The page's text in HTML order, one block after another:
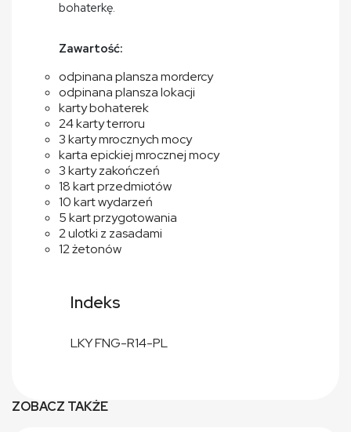
bohaterkę.
Zawartość:
odpinana plansza mordercy
odpinana plansza lokacji
karty bohaterek
24 karty terroru
3 karty mrocznych mocy
karta epickiej mrocznej mocy
3 karty zakończeń
18 kart przedmiotów
10 kart wydarzeń
5 kart przygotowania
2 ulotki z zasadami
12 żetonów
Indeks
LKY FNG-R14-PL
ZOBACZ TAKŻE